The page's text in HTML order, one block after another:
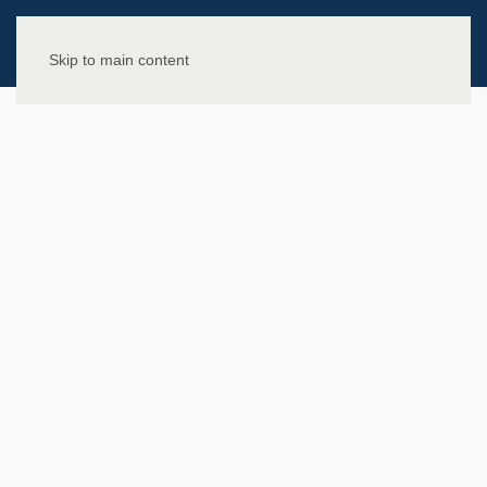
Skip to main content